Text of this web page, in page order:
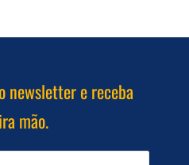
newsletter e receba
mão.